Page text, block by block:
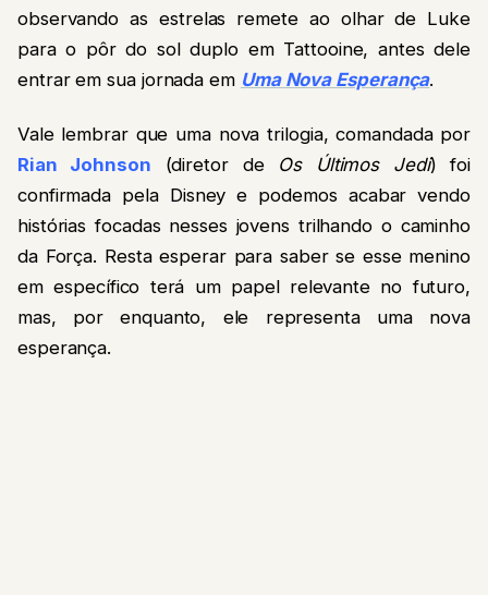
observando as estrelas remete ao olhar de Luke
para o pôr do sol duplo em Tattooine, antes dele
entrar em sua jornada em Uma Nova Esperança.
Vale lembrar que uma nova trilogia, comandada por
Rian Johnson (diretor de Os Últimos Jedi) foi
confirmada pela Disney e podemos acabar vendo
histórias focadas nesses jovens trilhando o caminho
da Força. Resta esperar para saber se esse menino
em específico terá um papel relevante no futuro,
mas, por enquanto, ele representa uma nova
esperança.